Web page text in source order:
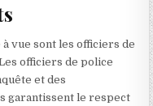
vue sont les officiers de
officiers de police
et des
garantissent le respect